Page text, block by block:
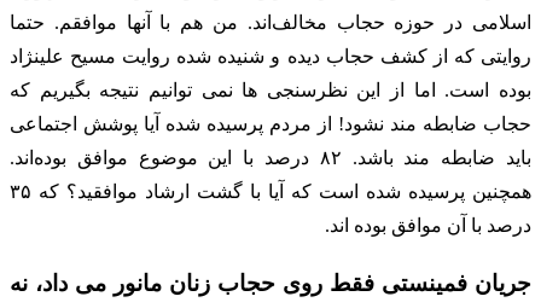
اسلامی در حوزه حجاب مخالف‌اند. من هم با آنها موافقم. حتما
روایتی که از کشف حجاب دیده و شنیده شده روایت مسیح علینژاد
بوده است. اما از این نظرسنجی ها نمی توانیم نتیجه بگیریم که
حجاب ضابطه مند نشود! از مردم پرسیده شده آیا پوشش اجتماعی
باید ضابطه مند باشد. ۸۲ درصد با این موضوع موافق بوده‌اند.
همچنین پرسیده شده است که آیا با گشت ارشاد موافقید؟ که ۳۵
درصد با آن موافق بوده اند.
جریان فمینستی فقط روی حجاب زنان مانور می داد، نه